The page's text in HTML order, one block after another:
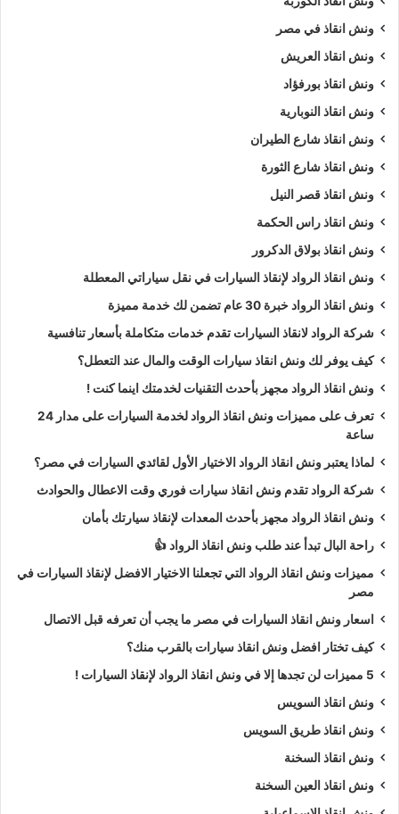
ونش انقاذ في مصر
ونش انقاذ العريش
ونش انقاذ بورفؤاد
ونش انقاذ النوبارية
ونش انقاذ شارع الطيران
ونش انقاذ شارع الثورة
ونش انقاذ قصر النيل
ونش انقاذ راس الحكمة
ونش انقاذ بولاق الدكرور
ونش انقاذ الرواد لإنقاذ السيارات في نقل سياراتي المعطلة
ونش انقاذ الرواد خبرة 30 عام تضمن لك خدمة مميزة
شركة الرواد لانقاذ السيارات تقدم خدمات متكاملة بأسعار تنافسية
كيف يوفر لك ونش انقاذ سيارات الوقت والمال عند التعطل؟
ونش انقاذ الرواد مجهز بأحدث التقنيات لخدمتك اينما كنت !
تعرف على مميزات ونش انقاذ الرواد لخدمة السيارات على مدار 24
ساعة
لماذا يعتبر ونش انقاذ الرواد الاختيار الأول لقائدي السيارات في مصر؟
شركة الرواد تقدم ونش انقاذ سيارات فوري وقت الاعطال والحوادث
ونش انقاذ الرواد مجهز بأحدث المعدات لإنقاذ سيارتك بأمان
راحة البال تبدأ عند طلب ونش انقاذ الرواد 👍
مميزات ونش انقاذ الرواد التي تجعلنا الاختيار الافضل لإنقاذ السيارات في
مصر
اسعار ونش انقاذ السيارات في مصر ما يجب أن تعرفه قبل الاتصال
كيف تختار افضل ونش انقاذ سيارات بالقرب منك؟
5 مميزات لن تجدها إلا في ونش انقاذ الرواد لإنقاذ السيارات !
ونش انقاذ السويس
ونش انقاذ طريق السويس
ونش انقاذ السخنة
ونش انقاذ العين السخنة